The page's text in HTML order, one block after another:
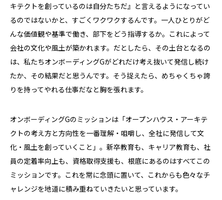
キテクトを創っているのは自分たちだ』と言えるようになってい
るのではないかと、すごくワクワクするんです。一人ひとりがど
んな価値観や基準で働き、部下をどう指導するか。これによって
会社の文化や風土が築かれます。だとしたら、その土台となるの
は、私たちオンボーディングGがどれだけ考え抜いて発信し続け
たか、その結果だと思うんです。そう捉えたら、めちゃくちゃ誇
りを持ってやれる仕事だなと胸を張れます。
オンボーディングGのミッションは「オープンハウス・アーキテ
クトの考え方と方向性を一番理解・咀嚼し、全社に発信して文
化・風土を創っていくこと」。新卒教育も、キャリア教育も、社
員の定着率向上も、資格取得支援も、根底にあるのはすべてこの
ミッションです。これを常に念頭に置いて、これからも色々なチ
ャレンジを地道に積み重ねていきたいと思っています。